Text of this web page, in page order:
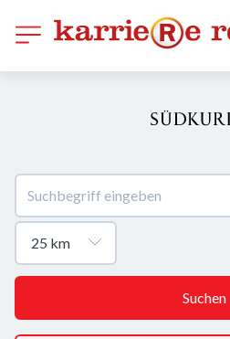
Suchen